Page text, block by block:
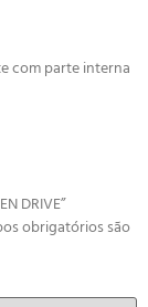
com parte interna
DRIVE”
obrigatórios são